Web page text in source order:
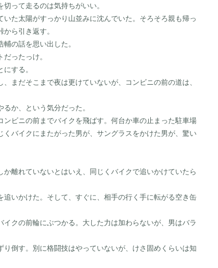
って走るのは気持ちがいい。
た太陽がすっかり山並みに沈んでいた。そろそろ親も帰っ
ら引き返す。
の話を思い出した。
ったっけ。
する。
まだそこまで夜は更けていないが、コンビニの前の道は、
か、という気分だった。
ビニの前までバイクを飛ばす。何台か車の止まった駐車場
バイクにまたがった男が、サングラスをかけた男が、驚い
離れていないとはいえ、同じくバイクで追いかけていたら
いかけた。そして、すぐに、相手の行く手に転がる空き缶
クの前輪にぶつかる。大した力は加わらないが、男はバラ
倒す。別に格闘技はやっていないが、けさ固めくらいは知